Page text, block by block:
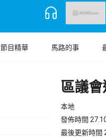
節目精華 馬路的事
區議
本地
發佈時間
最後更新時間